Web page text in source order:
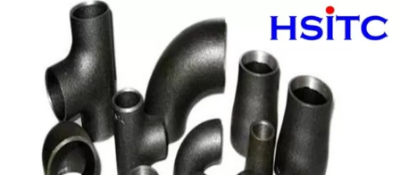
SITEMAP
PRIVACYBELEID